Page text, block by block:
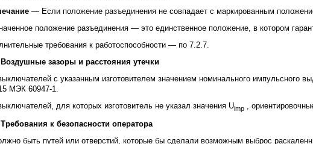
— Если положение разъединения не совпадает с маркированным
положение разъединения — это единственное положение, в котором
требования к работоспособности — по 7.2.7.
зазоры и расстояния утечки
с указанным изготовителем значением номинального импульсного
МЭК 60947-1.
для которых изготовитель не указал значения Uimp ,
к безопасности оператора
быть путей или отверстий, которые бы сделали возможным выброс